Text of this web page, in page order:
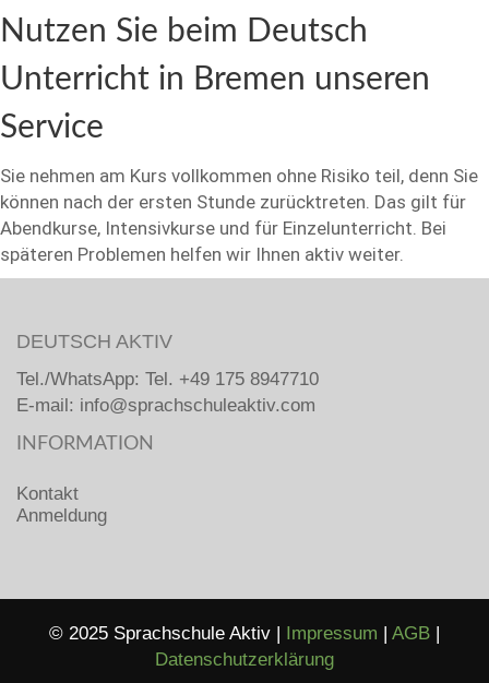
Nutzen Sie beim Deutsch
Unterricht in Bremen unseren
Service
Sie nehmen am Kurs vollkommen ohne Risiko teil, denn Sie
können nach der ersten Stunde zurücktreten. Das gilt für
Abendkurse, Intensivkurse und für Einzelunterricht. Bei
späteren Problemen helfen wir Ihnen aktiv weiter.
DEUTSCH AKTIV
Tel./WhatsApp: Tel. +49 175 8947710
E-mail: info@sprachschuleaktiv.com
INFORMATION
Kontakt
Anmeldung
© 2025 Sprachschule Aktiv | Impressum | AGB |
Datenschutzerklärung